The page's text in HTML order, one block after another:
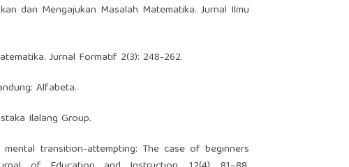
dan Mengajukan Masalah Matematika. Jurnal Ilmu
Jurnal Formatif 2(3): 248-262.
Alfabeta.
Ilalang Group.
mental transition-attempting: The case of beginners